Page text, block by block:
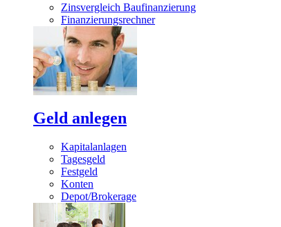
Zinsvergleich Baufinanzierung
Finanzierungsrechner
Geld anlegen
Kapitalanlagen
Tagesgeld
Festgeld
Konten
Depot/Brokerage